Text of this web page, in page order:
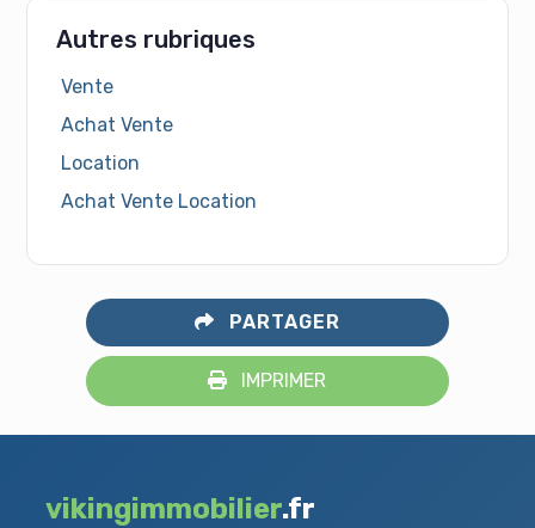
Autres rubriques
Vente
Achat Vente
Location
Achat Vente Location
PARTAGER
IMPRIMER
vikingimmobilier.fr